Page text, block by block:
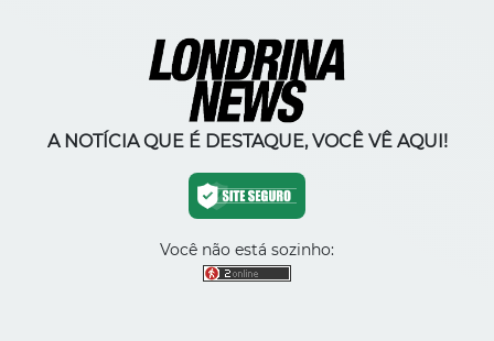
A NOTÍCIA QUE É DESTAQUE, VOCÊ VÊ AQUI!
Você não está sozinho: